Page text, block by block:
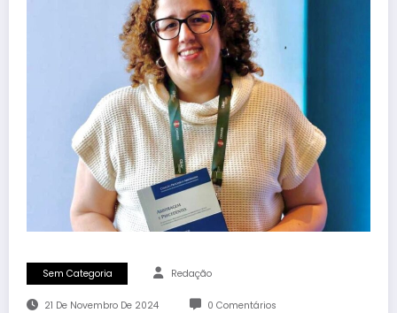
Sem Categoria Redação
21 De Novembro De 2024 0 Comentários